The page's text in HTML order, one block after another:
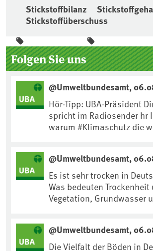
Stickstoffbilanz
Stickstoffüberschuss
Seitenleiste
Folgen Sie uns
@Umweltbundesamt,
Hör-Tipp: UBA-Präsident
spricht im Radiosender hr
warum #Klimaschutz die wichtigste
https://
@Umweltbundesamt,
Es ist sehr trocken in
Was bedeuten Trockenheit
Vegetation, Grundwasser
anpassen?🤔Antworten auf
weitere Fragen auf
@Umweltbundesamt,
Die Vielfalt der Böden in